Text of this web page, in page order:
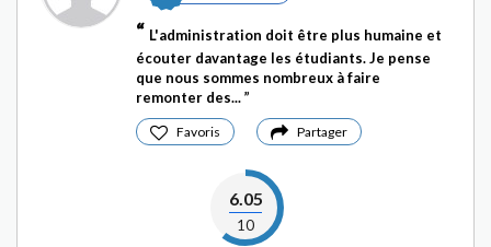
L'administration doit être plus humaine et
écouter davantage les étudiants. Je pense
que nous sommes nombreux à faire
remonter des...
Favoris Partager
6.05
10